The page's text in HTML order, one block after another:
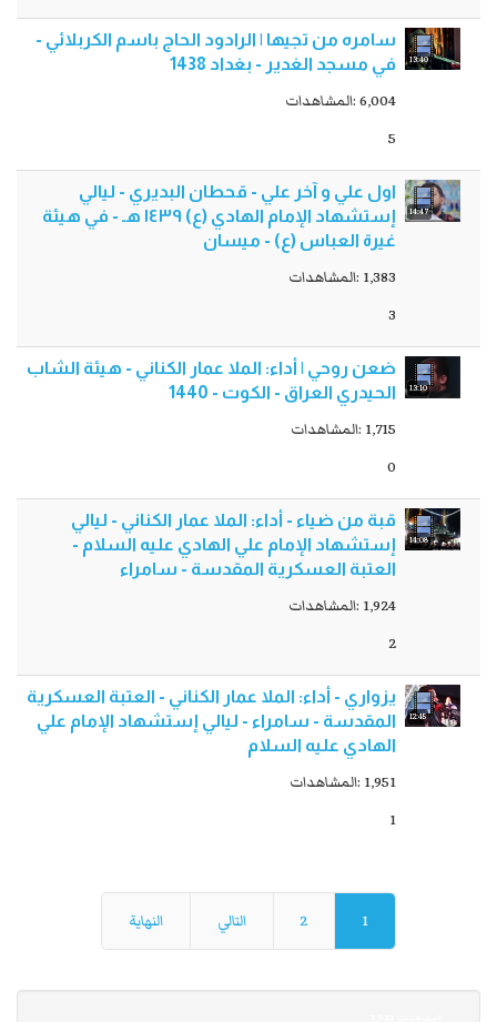
13:40
سامره من تجيها | الرادود الحاج باسم الكربلائي -
في مسجد الغدير - بغداد 1438
6,004 :المشاهدات
5
14:47
اول علي و آخر علي - قحطان البديري - ليالي
إستشهاد الإمام الهادي (ع) ١٤٣٩ هـ - في هيئة
غيرة العباس (ع) - ميسان
1,383 :المشاهدات
3
13:10
ضعن روحي | أداء: الملا عمار الكناني - هيئة الشاب
الحيدري العراق - الكوت - 1440
1,715 :المشاهدات
0
14:08
قبة من ضياء - أداء: الملا عمار الكناني - ليالي
إستشهاد الإمام علي الهادي عليه السلام -
العتبة العسكرية المقدسة - سامراء
1,924 :المشاهدات
2
12:45
يزواري - أداء: الملا عمار الكناني - العتبة العسكرية
المقدسة - سامراء - ليالي إستشهاد الإمام علي
الهادي عليه السلام
1,951 :المشاهدات
1
1
2 التالي النهاية